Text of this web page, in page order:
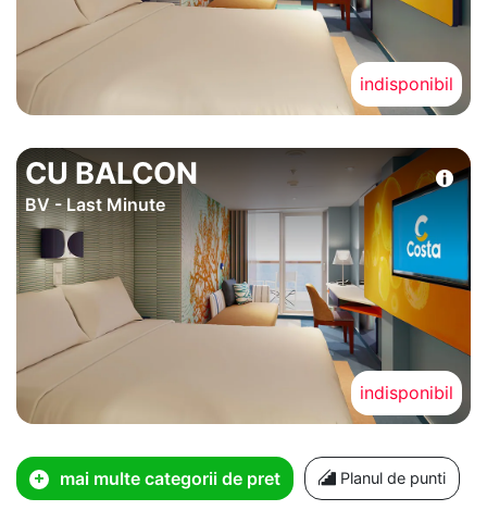
indisponibil
CU BALCON
BV - Last Minute
indisponibil
mai multe categorii de pret Planul de punti